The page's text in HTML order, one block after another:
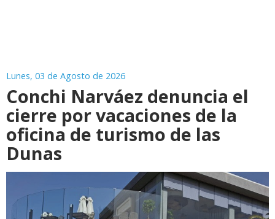
Lunes, 03 de Agosto de 2026
Conchi Narváez denuncia el
cierre por vacaciones de la
oficina de turismo de las
Dunas